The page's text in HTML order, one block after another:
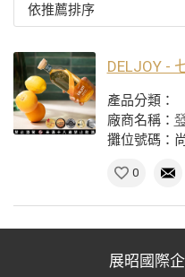
依推薦排序
DELJOY -
產品分類：
廠商名稱：
攤位號碼：
0
展昭國際